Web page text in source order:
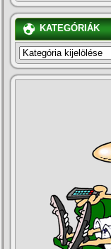
KATEGÓRIÁK
KATEGÓRIÁK